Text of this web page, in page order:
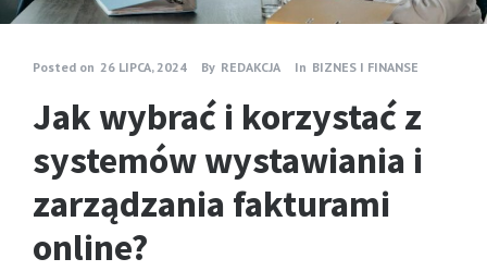
Posted on 26 LIPCA, 2024 By REDAKCJA In BIZNES I FINANSE
Jak wybrać i korzystać z
systemów wystawiania i
zarządzania fakturami
online?